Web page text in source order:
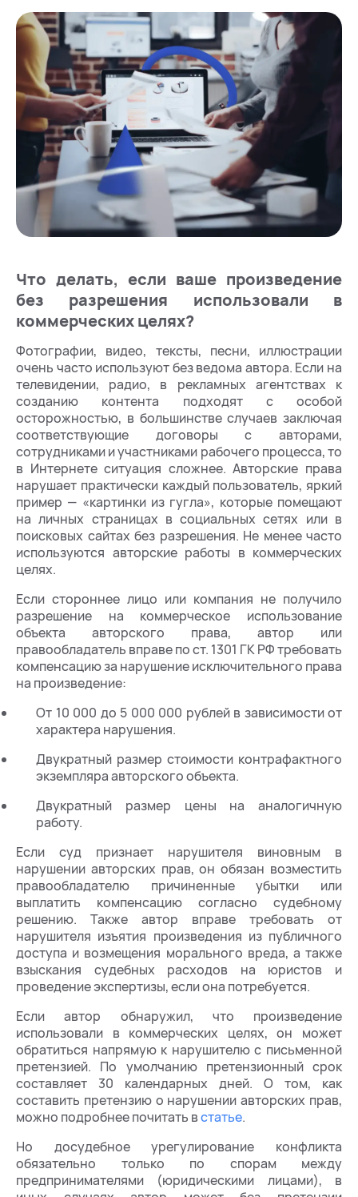
Что делать, если ваше произведение
без разрешения использовали в
коммерческих целях?
Фотографии, видео, тексты, песни, иллюстрации
очень часто используют без ведома автора. Если на
телевидении, радио, в рекламных агентствах к
созданию контента подходят с особой
осторожностью, в большинстве случаев заключая
соответствующие договоры с авторами,
сотрудниками и участниками рабочего процесса, то
в Интернете ситуация сложнее. Авторские права
нарушает практически каждый пользователь, яркий
пример — «картинки из гугла», которые помещают
на личных страницах в социальных сетях или в
поисковых сайтах без разрешения. Не менее часто
используются авторские работы в коммерческих
целях.
Если стороннее лицо или компания не получило
разрешение на коммерческое использование
объекта авторского права, автор или
правообладатель вправе по ст. 1301 ГК РФ требовать
компенсацию за нарушение исключительного права
на произведение:
От 10 000 до 5 000 000 рублей в зависимости от
характера нарушения.
Двукратный размер стоимости контрафактного
экземпляра авторского объекта.
Двукратный размер цены на аналогичную
работу.
Если суд признает нарушителя виновным в
нарушении авторских прав, он обязан возместить
правообладателю причиненные убытки или
выплатить компенсацию согласно судебному
решению. Также автор вправе требовать от
нарушителя изъятия произведения из публичного
доступа и возмещения морального вреда, а также
взыскания судебных расходов на юристов и
проведение экспертизы, если она потребуется.
Если автор обнаружил, что произведение
использовали в коммерческих целях, он может
обратиться напрямую к нарушителю с письменной
претензией. По умолчанию претензионный срок
составляет 30 календарных дней. О том, как
составить претензию о нарушении авторских прав,
можно подробнее почитать встатье.
Но досудебное урегулирование конфликта
обязательно только по спорам между
предпринимателями (юридическими лицами), в